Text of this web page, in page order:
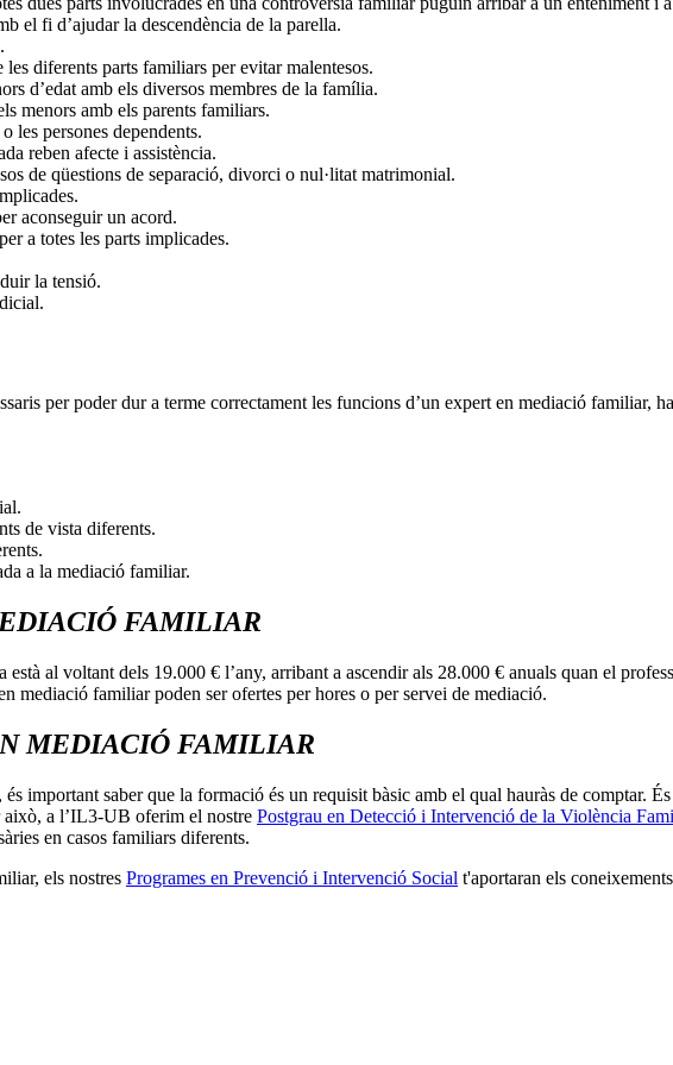
el fi d’ajudar la descendència de la parella.
diferents parts familiars per evitar malentesos.
d’edat amb els diversos membres de la família.
menors amb els parents familiars.
les persones dependents.
reben afecte i assistència.
de qüestions de separació, divorci o nul·litat matrimonial.
aconseguir un acord.
a totes les parts implicades.
la tensió.
per poder dur a terme correctament les funcions d’un expert en mediació familiar,
de vista diferents.
a la mediació familiar.
FAMILIAR
al voltant dels 19.000 € l’any, arribant a ascendir als 28.000 € anuals quan el
mediació familiar poden ser ofertes per hores o per servei de mediació.
MEDIACIÓ FAMILIAR
important saber que la formació és un requisit bàsic amb el qual hauràs de comptar.
això, a l’IL3-UB oferim el nostre Postgrau en Detecció i Intervenció de la Violència
en casos familiars diferents.
els nostres Programes en Prevenció i Intervenció Social t'aportaran els